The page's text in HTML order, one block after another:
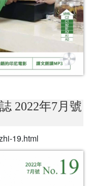
2022年7月號
19.html